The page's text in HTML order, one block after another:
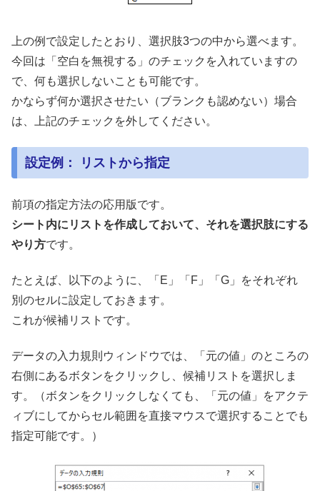
上の例で設定したとおり、選択肢3つの中から選べます。
今回は「空白を無視する」のチェックを入れていますの
で、何も選択しないことも可能です。
かならず何か選択させたい（ブランクも認めない）場合
は、上記のチェックを外してください。
設定例： リストから指定
前項の指定方法の応用版です。
シート内にリストを作成しておいて、それを選択肢にする
やり方です。
たとえば、以下のように、「E」「F」「G」をそれぞれ
別のセルに設定しておきます。
これが候補リストです。
データの入力規則ウィンドウでは、「元の値」のところの
右側にあるボタンをクリックし、候補リストを選択しま
す。（ボタンをクリックしなくても、「元の値」をアクテ
ィブにしてからセル範囲を直接マウスで選択することでも
指定可能です。）